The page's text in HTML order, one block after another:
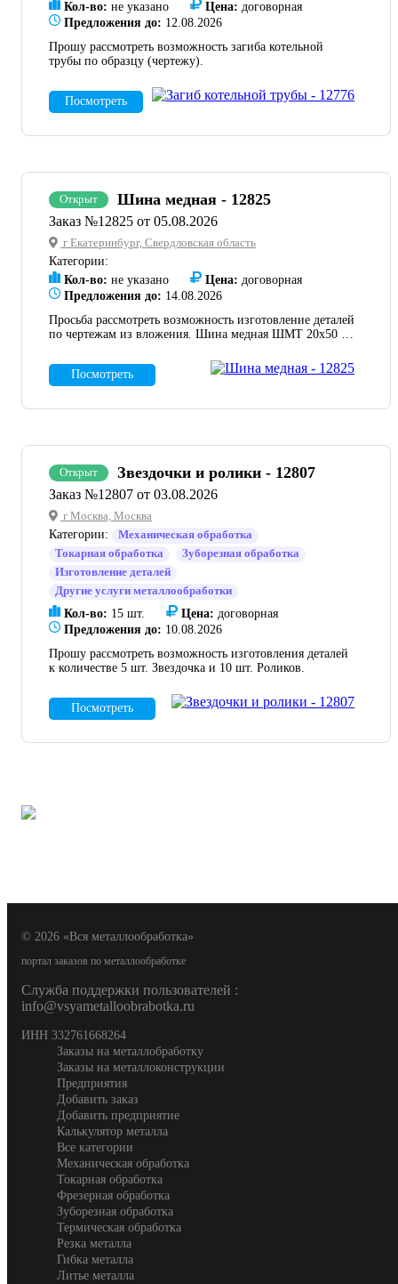
Кол-во: не указано Цена: договорная
Предложения до: 12.08.2026
Прошу рассмотреть возможность загиба котельной
трубы по образцу (чертежу).
Посмотреть
Открыт Шина медная - 12825
Заказ №12825 от 05.08.2026
г Екатеринбург, Свердловская область
Категории:
Кол-во: не указано Цена: договорная
Предложения до: 14.08.2026
Просьба рассмотреть возможность изготовление деталей
по чертежам из вложения. Шина медная ШМТ 20х50 4
свою. Нужно только посчитать необходимое кол-во.
Посмотреть
Открыт Звездочки и ролики - 12807
Заказ №12807 от 03.08.2026
г Москва, Москва
Категории:
Механическая обработка
Токарная обработка
Зуборезная обработка
Изготовление деталей
Другие услуги металлообработки
Кол-во: 15 шт. Цена: договорная
Предложения до: 10.08.2026
Прошу рассмотреть возможность изготовления деталей
к количестве 5 шт. Звездочка и 10 шт. Роликов.
Посмотреть
© 2026 «Вся металлообработка»
портал заказов по металлообработке
Служба поддержки пользователей :
info@vsyametalloobrabotka.ru
ИНН 332761668264
Заказы на металлобработку
Заказы на металлоконструкции
Предприятия
Добавить заказ
Добавить предприятие
Калькулятор металла
Все категории
Механическая обработка
Токарная обработка
Фрезерная обработка
Зуборезная обработка
Термическая обработка
Резка металла
Гибка металла
Литье металла